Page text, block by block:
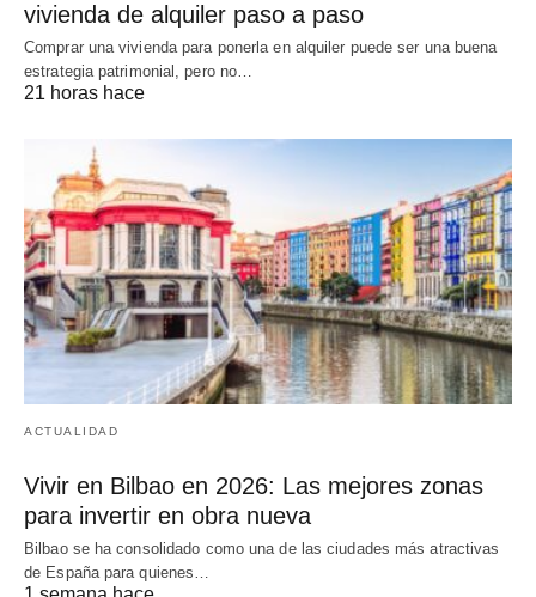
vivienda de alquiler paso a paso
Comprar una vivienda para ponerla en alquiler puede ser una buena
estrategia patrimonial, pero no…
21 horas hace
ACTUALIDAD
Vivir en Bilbao en 2026: Las mejores zonas
para invertir en obra nueva
Bilbao se ha consolidado como una de las ciudades más atractivas
de España para quienes…